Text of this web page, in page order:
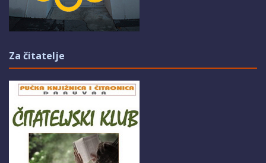
Za čitatelje